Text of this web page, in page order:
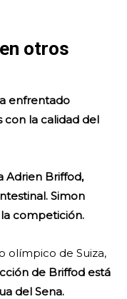
otros
enfrentado
con la calidad del
Adrien Briffod,
Simon
competición.
olímpico de Suiza,
de Briffod está
del Sena.